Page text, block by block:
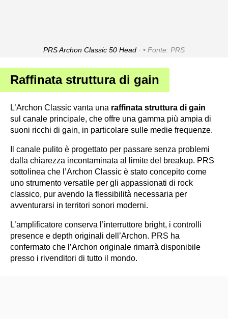
PRS Archon Classic 50 Head · Fonte: PRS
Raffinata struttura di gain
L’Archon Classic vanta una raffinata struttura di gain
sul canale principale, che offre una gamma più ampia di
suoni ricchi di gain, in particolare sulle medie frequenze.
Il canale pulito è progettato per passare senza problemi
dalla chiarezza incontaminata al limite del breakup. PRS
sottolinea che l’Archon Classic è stato concepito come
uno strumento versatile per gli appassionati di rock
classico, pur avendo la flessibilità necessaria per
avventurarsi in territori sonori moderni.
L’amplificatore conserva l’interruttore bright, i controlli
presence e depth originali dell’Archon. PRS ha
confermato che l’Archon originale rimarrà disponibile
presso i rivenditori di tutto il mondo.